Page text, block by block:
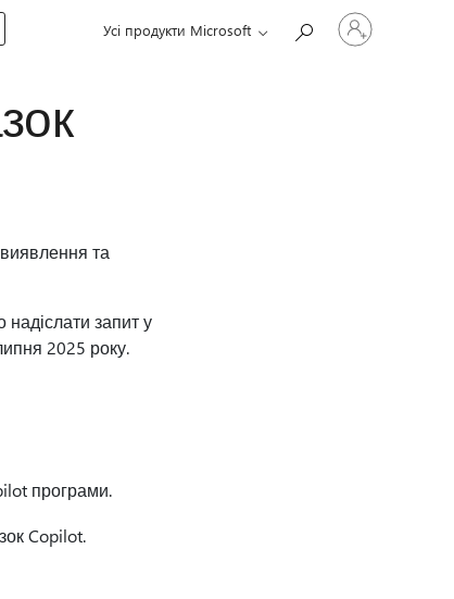
Усі продукти Microsoft
Увійдіть
свій
та
запит у
2025 року.
програми.
Copilot.